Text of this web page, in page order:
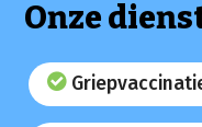
Onze